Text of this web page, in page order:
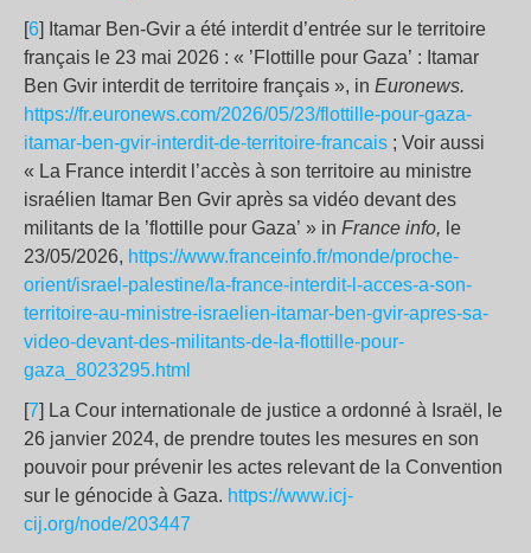
[6] Itamar Ben-Gvir a été interdit d’entrée sur le territoire
français le 23 mai 2026 : « ’Flottille pour Gaza’ : Itamar
Ben Gvir interdit de territoire français », in Euronews.
https://fr.euronews.com/2026/05/23/flottille-pour-gaza-
itamar-ben-gvir-interdit-de-territoire-francais ; Voir aussi
« La France interdit l’accès à son territoire au ministre
israélien Itamar Ben Gvir après sa vidéo devant des
militants de la ’flottille pour Gaza’ » in France info, le
23/05/2026, https://www.franceinfo.fr/monde/proche-
orient/israel-palestine/la-france-interdit-l-acces-a-son-
territoire-au-ministre-israelien-itamar-ben-gvir-apres-sa-
video-devant-des-militants-de-la-flottille-pour-
gaza_8023295.html
[7] La Cour internationale de justice a ordonné à Israël, le
26 janvier 2024, de prendre toutes les mesures en son
pouvoir pour prévenir les actes relevant de la Convention
sur le génocide à Gaza. https://www.icj-
cij.org/node/203447